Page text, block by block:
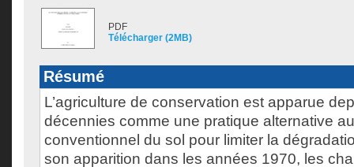
PDF
Télécharger (2MB)
Résumé
L’agriculture de conservation est apparue
décennies comme une pratique alternative
conventionnel du sol pour limiter la
son apparition dans les années 1970, les